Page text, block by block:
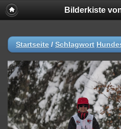
Bilderkiste
Startseite / Schlagwort